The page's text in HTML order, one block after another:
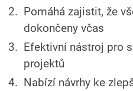
Pomáhá zajistit, že
dokončeny včas
Efektivní nástroj pro
projektů
Nabízí návrhy ke